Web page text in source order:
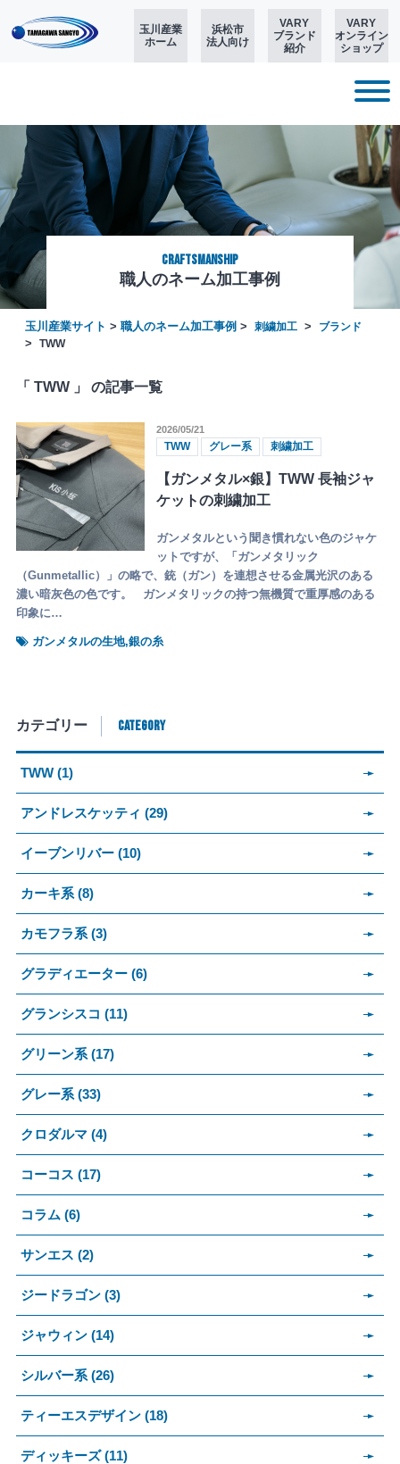
玉川産業
ホーム
浜松市
法人向け
VARY
ブランド
紹介
VARY
オンライン
ショップ
職人のネーム加工事例
CRAFTSMANSHIP
玉川産業サイト > 職人のネーム加工事例 > 刺繍加工 > ブランド
> TWW
「 TWW 」 の記事一覧
2026/05/21
TWW グレー系 刺繍加工
【ガンメタル×銀】TWW 長袖ジャ
ケットの刺繍加工
ガンメタルという聞き慣れない色のジャケ
ットですが、「ガンメタリック
（Gunmetallic）」の略で、銃（ガン）を連想させる金属光沢のある
濃い暗灰色の色です。 ガンメタリックの持つ無機質で重厚感のある
印象に…
ガンメタルの生地,銀の糸
カテゴリー CATEGORY
TWW (1)
アンドレスケッティ (29)
イーブンリバー (10)
カーキ系 (8)
カモフラ系 (3)
グラディエーター (6)
グランシスコ (11)
グリーン系 (17)
グレー系 (33)
クロダルマ (4)
コーコス (17)
コラム (6)
サンエス (2)
ジードラゴン (3)
ジャウィン (14)
シルバー系 (26)
ティーエスデザイン (18)
ディッキーズ (11)